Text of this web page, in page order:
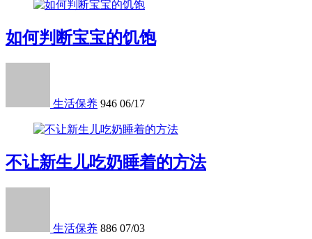
如何判断宝宝的饥饱
生活保养 946 06/17
不让新生儿吃奶睡着的方法
生活保养 886 07/03